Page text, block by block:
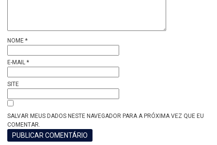
NOME *
E-MAIL *
SITE
SALVAR MEUS DADOS NESTE NAVEGADOR PARA A PRÓXIMA VEZ QUE EU
COMENTAR.